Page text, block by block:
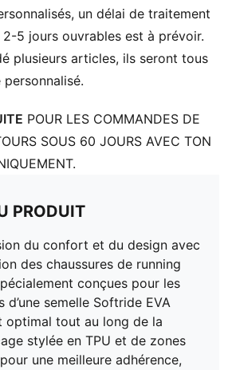
: faible
caoutchouc
un délai de traitement
5 jours ouvrables est à prévoir.
plusieurs articles, ils seront tous
POUR LES COMMANDES DE
SOUS 60 JOURS AVEC TON
PRODUIT
du confort et du design avec
des chaussures de running
conçues pour les
d’une semelle Softride EVA
optimal tout au long de la
stylée en TPU et de zones
une meilleure adhérence,